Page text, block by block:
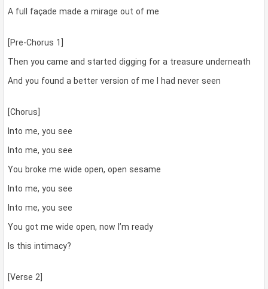
A full façade made a mirage out of me
[Pre-Chorus 1]
Then you came and started digging for a treasure underneath
And you found a better version of me I had never seen
[Chorus]
Into me, you see
Into me, you see
You broke me wide open, open sesame
Into me, you see
Into me, you see
You got me wide open, now I’m ready
Is this intimacy?
[Verse 2]